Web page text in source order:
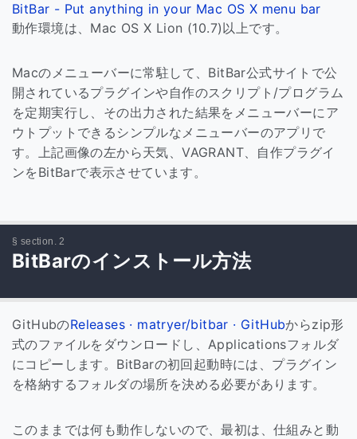
BitBar - Put anything in your Mac OS X menu bar
動作環境は、Mac OS X Lion (10.7)以上です。
Macのメニューバーに常駐して、BitBar公式サイトで公
開されているプラグインや自作のスクリプト/プログラム
を定期実行し、その出力された結果をメニューバーにア
ウトプットできるシンプルなメニューバーのアプリで
す。上記画像の左から天気、VAGRANT、自作プラグイ
ンをBitBarで表示させています。
BitBarのインストール方法
GitHubのReleases · matryer/bitbar · GitHubからzip形
式のファイルをダウンロードし、Applicationsフォルダ
にコピーします。BitBarの初回起動時には、プラグイン
を格納するフォルダの場所を決める必要があります。
このままでは何も動作しないので、最初は、仕組みと動